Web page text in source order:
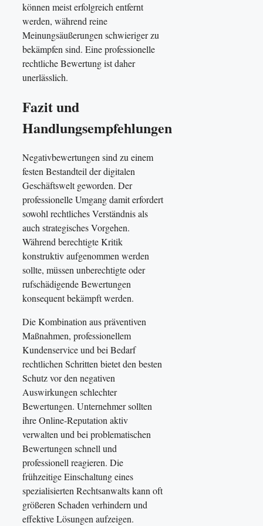
können meist erfolgreich entfernt
werden, während reine
Meinungsäußerungen schwieriger zu
bekämpfen sind. Eine professionelle
rechtliche Bewertung ist daher
unerlässlich.
Fazit und
Handlungsempfehlungen
Negativbewertungen sind zu einem
festen Bestandteil der digitalen
Geschäftswelt geworden. Der
professionelle Umgang damit erfordert
sowohl rechtliches Verständnis als
auch strategisches Vorgehen.
Während berechtigte Kritik
konstruktiv aufgenommen werden
sollte, müssen unberechtigte oder
rufschädigende Bewertungen
konsequent bekämpft werden.
Die Kombination aus präventiven
Maßnahmen, professionellem
Kundenservice und bei Bedarf
rechtlichen Schritten bietet den besten
Schutz vor den negativen
Auswirkungen schlechter
Bewertungen. Unternehmer sollten
ihre Online-Reputation aktiv
verwalten und bei problematischen
Bewertungen schnell und
professionell reagieren. Die
frühzeitige Einschaltung eines
spezialisierten Rechtsanwalts kann oft
größeren Schaden verhindern und
effektive Lösungen aufzeigen.